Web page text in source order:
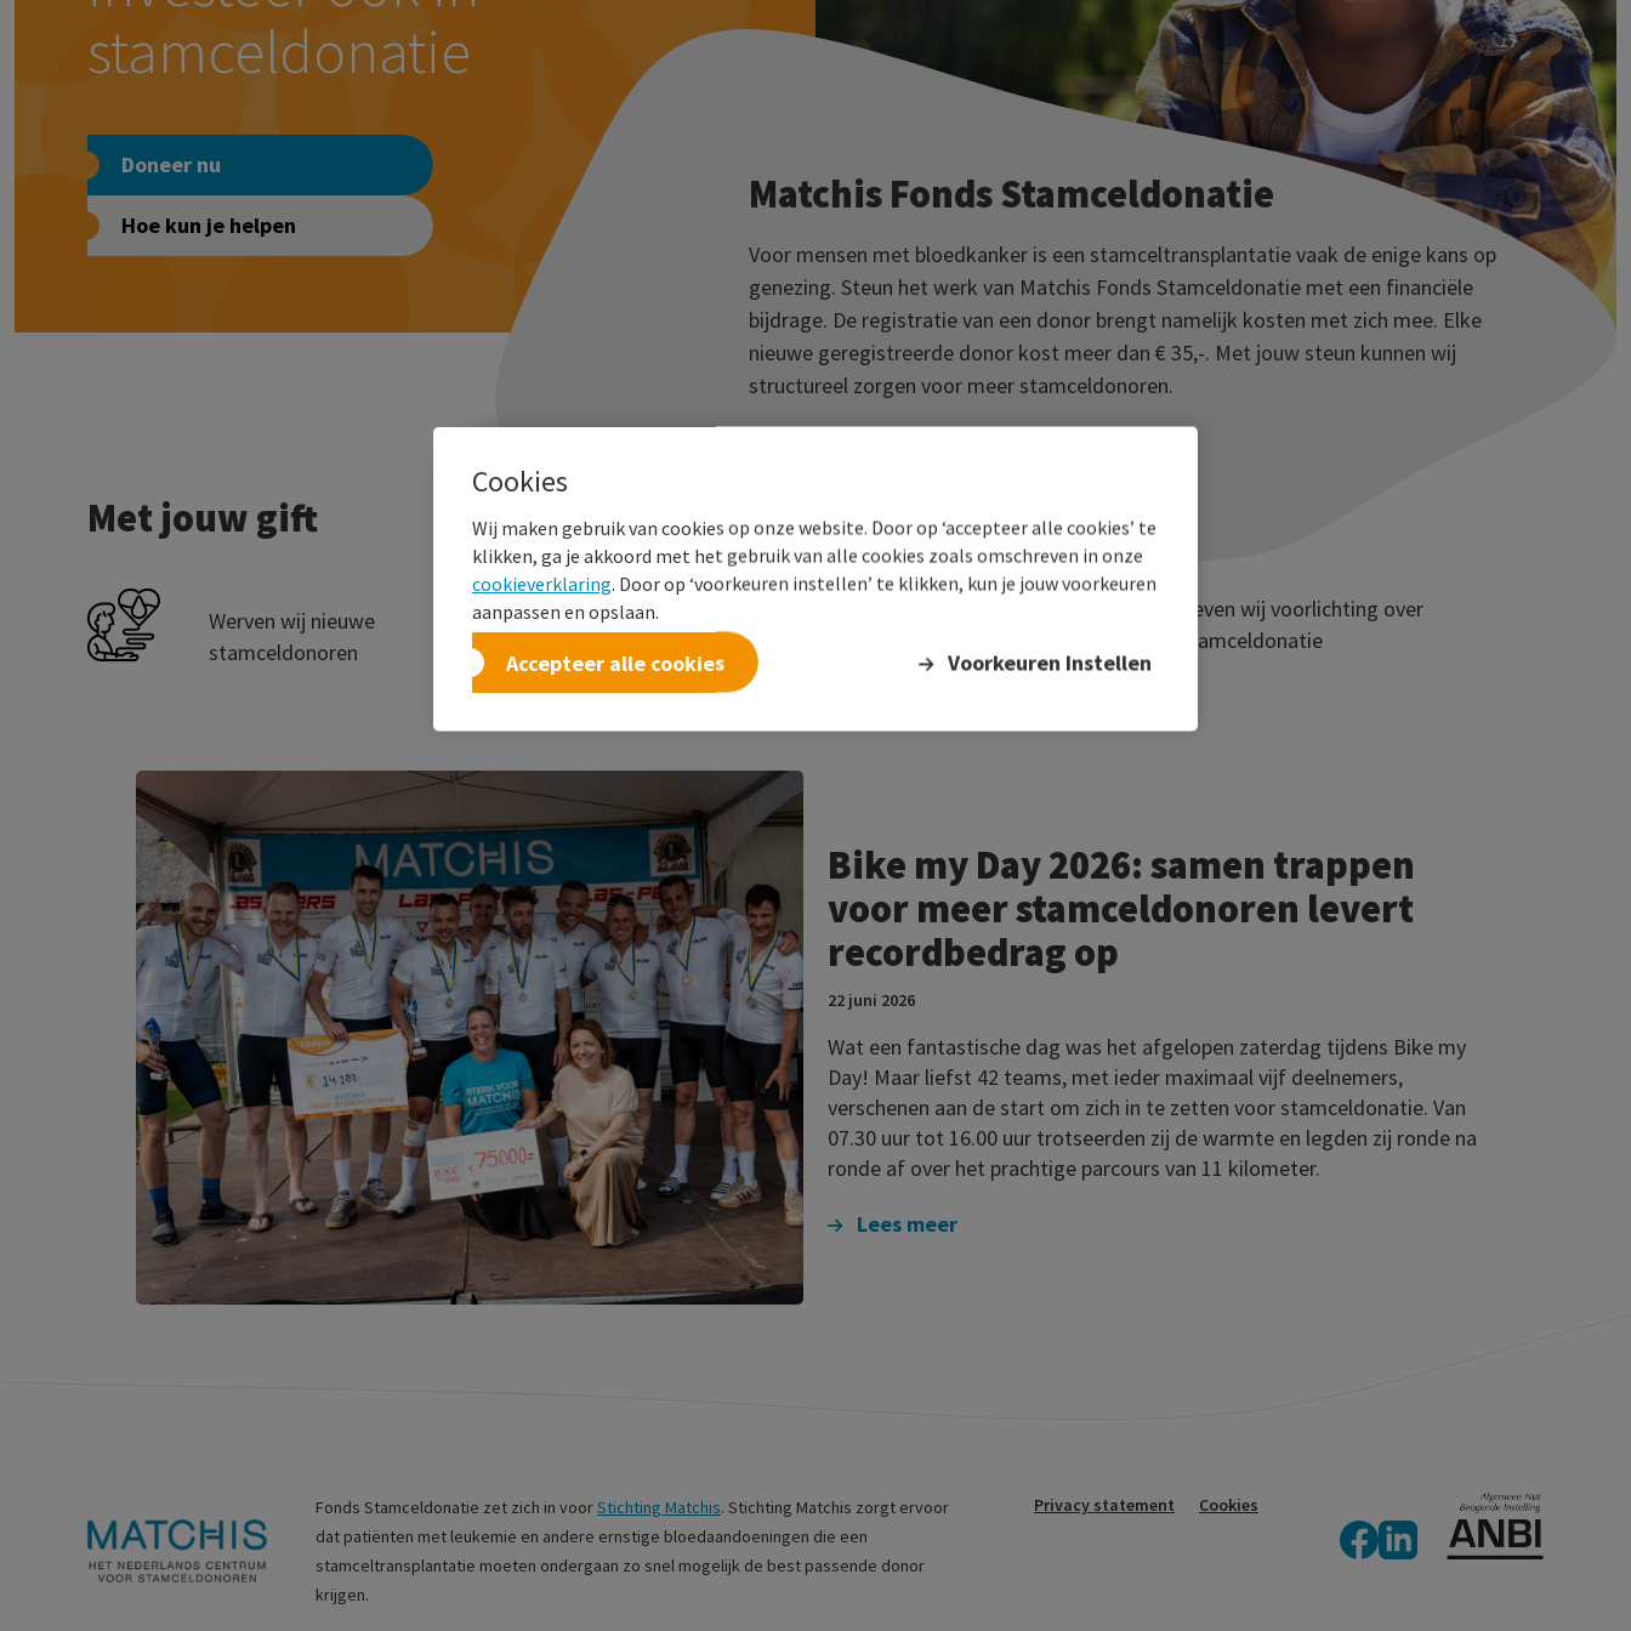
stamceldonatie
Doneer nu
Hoe kun je helpen
Matchis Fonds Stamceldonatie
Voor mensen met bloedkanker is een stamceltransplantatie vaak de enige kans op
genezing. Steun het werk van Matchis Fonds Stamceldonatie met een financiële
bijdrage. De registratie van een donor brengt namelijk kosten met zich mee. Elke
nieuwe geregistreerde donor kost meer dan € 35,-. Met jouw steun kunnen wij
structureel zorgen voor meer stamceldonoren.
Met jouw gift
Werven wij nieuwe
stamceldonoren
voor nieuwe donoren betalen
Geven wij voorlichting over
stamceldonatie
Bike my Day 2026: samen trappen
voor meer stamceldonoren levert
recordbedrag op
22 juni 2026
Wat een fantastische dag was het afgelopen zaterdag tijdens Bike my
Day! Maar liefst 42 teams, met ieder maximaal vijf deelnemers,
verschenen aan de start om zich in te zetten voor stamceldonatie. Van
07.30 uur tot 16.00 uur trotseerden zij de warmte en legden zij ronde na
ronde af over het prachtige parcours van 11 kilometer.
Lees meer
Fonds Stamceldonatie zet zich in voorStichting Matchis. Stichting Matchis zorgt ervoor
dat patiënten met leukemie en andere ernstige bloedaandoeningen die een
stamceltransplantatie moeten ondergaan zo snel mogelijk de best passende donor
krijgen.
Privacy statement Cookies
Cookies
Wij maken gebruik van cookies op onze website. Door op ‘accepteer alle cookies’ te
klikken, ga je akkoord met het gebruik van alle cookies zoals omschreven in onze
cookieverklaring. Door op ‘voorkeuren instellen’ te klikken, kun je jouw voorkeuren
aanpassen en opslaan.
Accepteer alle cookies Voorkeuren Instellen